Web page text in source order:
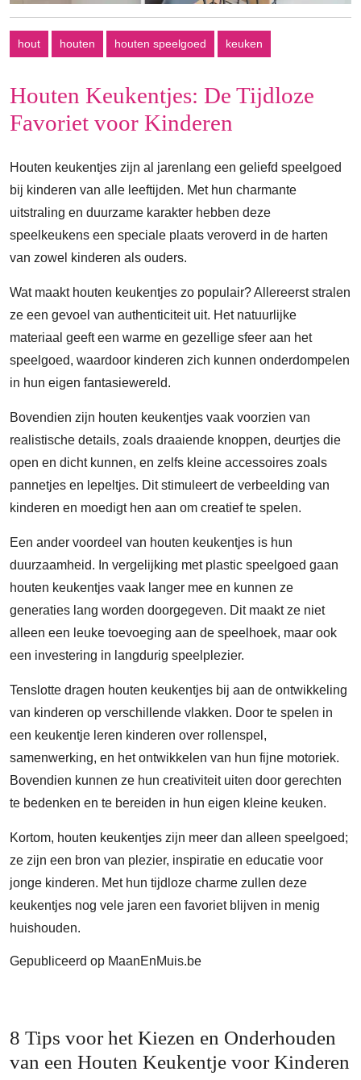
hout houten houten speelgoed keuken
Houten Keukentjes: De Tijdloze
Favoriet voor Kinderen
Houten keukentjes zijn al jarenlang een geliefd speelgoed
bij kinderen van alle leeftijden. Met hun charmante
uitstraling en duurzame karakter hebben deze
speelkeukens een speciale plaats veroverd in de harten
van zowel kinderen als ouders.
Wat maakt houten keukentjes zo populair? Allereerst stralen
ze een gevoel van authenticiteit uit. Het natuurlijke
materiaal geeft een warme en gezellige sfeer aan het
speelgoed, waardoor kinderen zich kunnen onderdompelen
in hun eigen fantasiewereld.
Bovendien zijn houten keukentjes vaak voorzien van
realistische details, zoals draaiende knoppen, deurtjes die
open en dicht kunnen, en zelfs kleine accessoires zoals
pannetjes en lepeltjes. Dit stimuleert de verbeelding van
kinderen en moedigt hen aan om creatief te spelen.
Een ander voordeel van houten keukentjes is hun
duurzaamheid. In vergelijking met plastic speelgoed gaan
houten keukentjes vaak langer mee en kunnen ze
generaties lang worden doorgegeven. Dit maakt ze niet
alleen een leuke toevoeging aan de speelhoek, maar ook
een investering in langdurig speelplezier.
Tenslotte dragen houten keukentjes bij aan de ontwikkeling
van kinderen op verschillende vlakken. Door te spelen in
een keukentje leren kinderen over rollenspel,
samenwerking, en het ontwikkelen van hun fijne motoriek.
Bovendien kunnen ze hun creativiteit uiten door gerechten
te bedenken en te bereiden in hun eigen kleine keuken.
Kortom, houten keukentjes zijn meer dan alleen speelgoed;
ze zijn een bron van plezier, inspiratie en educatie voor
jonge kinderen. Met hun tijdloze charme zullen deze
keukentjes nog vele jaren een favoriet blijven in menig
huishouden.
Gepubliceerd op MaanEnMuis.be
8 Tips voor het Kiezen en Onderhouden
van een Houten Keukentje voor Kinderen